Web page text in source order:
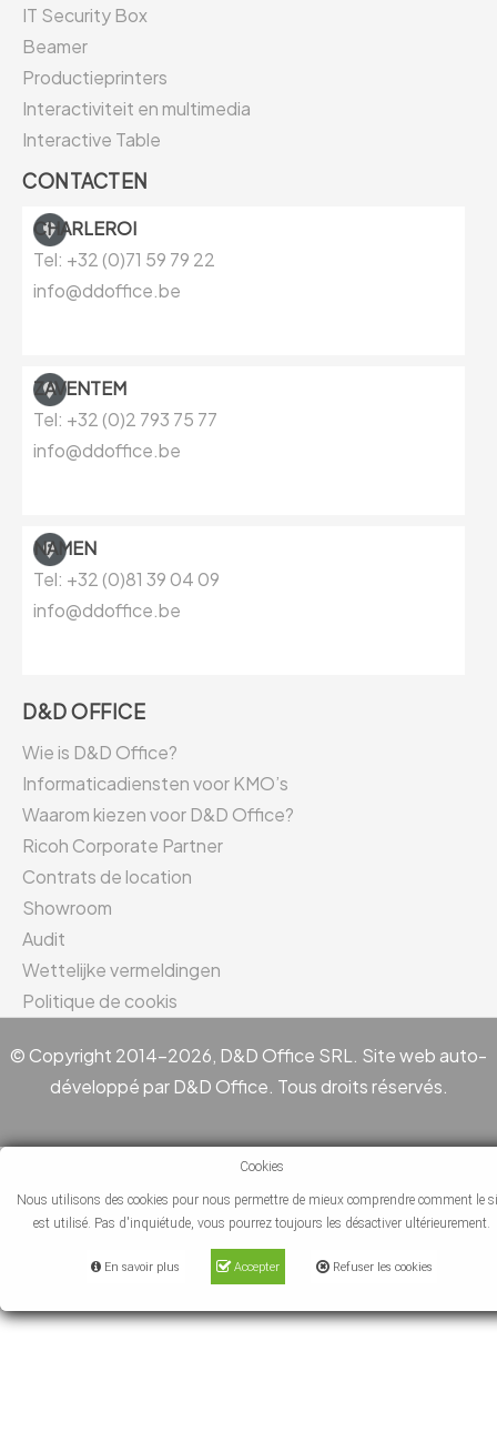
IT Security Box
Beamer
Productieprinters
Interactiviteit en multimedia
Interactive Table
CONTACTEN
CHARLEROI
Tel: +32 (0)71 59 79 22
info@ddoffice.be
ZAVENTEM
Tel: +32 (0)2 793 75 77
info@ddoffice.be
NAMEN
Tel: +32 (0)81 39 04 09
info@ddoffice.be
D&D OFFICE
Wie is D&D Office?
Informaticadiensten voor KMO’s
Waarom kiezen voor D&D Office?
Ricoh Corporate Partner
Contrats de location
Showroom
Audit
Wettelijke vermeldingen
Politique de cookis
© Copyright 2014-2026, D&D Office SRL. Site web auto-
développé par D&D Office. Tous droits réservés.
Cookies
Nous utilisons des cookies pour nous permettre de mieux comprendre comment le
est utilisé. Pas d'inquiétude, vous pourrez toujours les désactiver ultérieurement.
En savoir plus Accepter Refuser les cookies